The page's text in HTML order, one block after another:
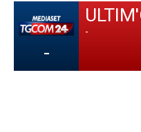
-
-